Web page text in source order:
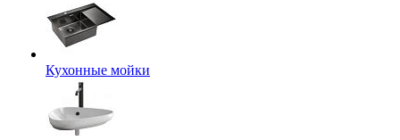
Кухонные мойки